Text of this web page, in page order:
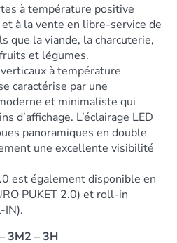
à température positive
à la vente en libre-service de
que la viande, la charcuterie,
et légumes.
à température
caractérise par une
et minimaliste qui
d’affichage. L’éclairage LED
panoramiques en double
une excellente visibilité
est également disponible en
PUKET 2.0) et roll-in
IN).
3M2 – 3H